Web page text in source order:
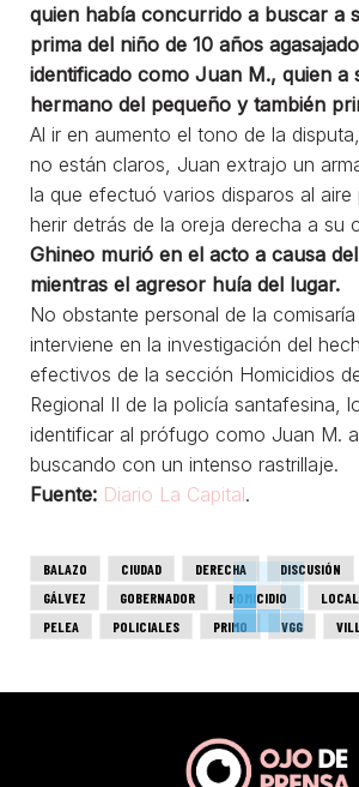
quien había concurrido a buscar a
prima del niño de 10 años
identificado como Juan M., quien a
hermano del pequeño y también
Al ir en aumento el tono de la
no están claros, Juan extrajo un
la que efectuó varios disparos al aire
herir detrás de la oreja derecha a su
Ghineo murió en el acto a causa
mientras el agresor huía del lugar.
No obstante personal de la
interviene en la investigación del
efectivos de la sección Homicidios
Regional II de la policía santafesina,
identificar al prófugo como Juan M.
buscando con un intenso rastrillaje.
Fuente: Diario La Capital.
BALAZO CIUDAD DERECHA DISCUSIÓN
GÁLVEZ
GOBERNADOR HOMICIDIO
PELEA
POLICIALES PRIMO VGG